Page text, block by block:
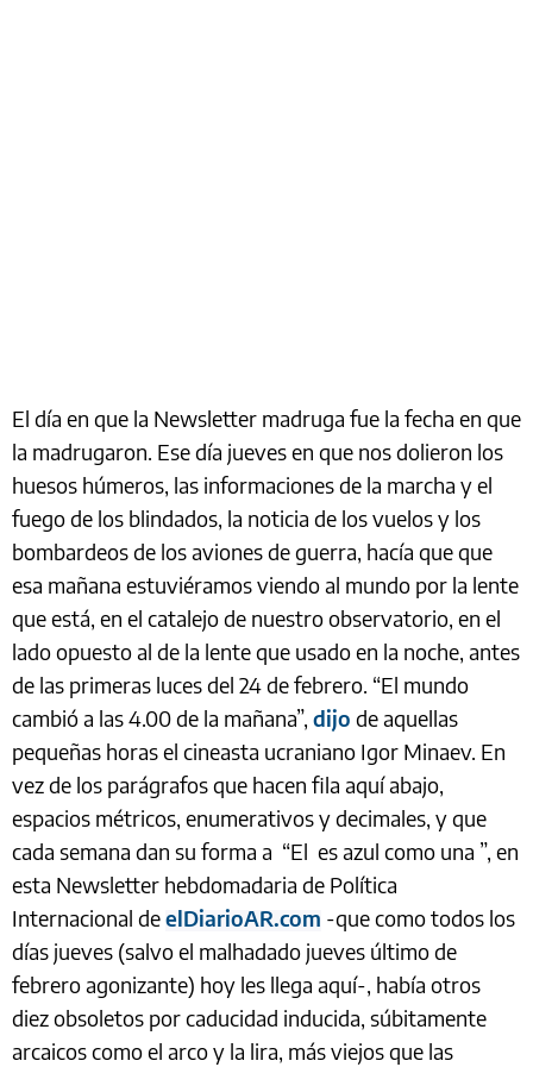
El día en que la Newsletter madruga fue la fecha en que
la madrugaron. Ese día jueves en que nos dolieron los
huesos húmeros, las informaciones de la marcha y el
fuego de los blindados, la noticia de los vuelos y los
bombardeos de los aviones de guerra, hacía que que
esa mañana estuviéramos viendo al mundo por la lente
que está, en el catalejo de nuestro observatorio, en el
lado opuesto al de la lente que usado en la noche, antes
de las primeras luces del 24 de febrero. “El mundo
cambió a las 4.00 de la mañana”, dijo de aquellas
pequeñas horas el cineasta ucraniano Igor Minaev. En
vez de los parágrafos que hacen fila aquí abajo,
espacios métricos, enumerativos y decimales, y que
cada semana dan su forma a “El es azul como una ”, en
esta Newsletter hebdomadaria de Política
Internacional deelDiarioAR.com -que como todos los
días jueves (salvo el malhadado jueves último de
febrero agonizante) hoy les llega aquí-, había otros
diez obsoletos por caducidad inducida, súbitamente
arcaicos como el arco y la lira, más viejos que las